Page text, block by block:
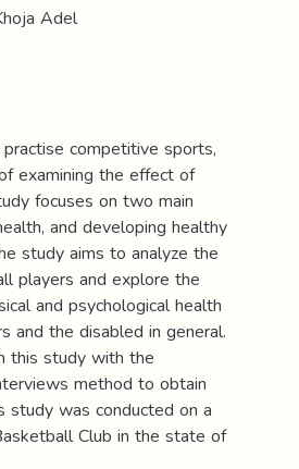
Adel
competitive sports,
examining the effect of
focuses on two main
and developing healthy
study aims to analyze the
players and explore the
and psychological health
and the disabled in general.
this study with the
method to obtain
study was conducted on a
Club in the state of